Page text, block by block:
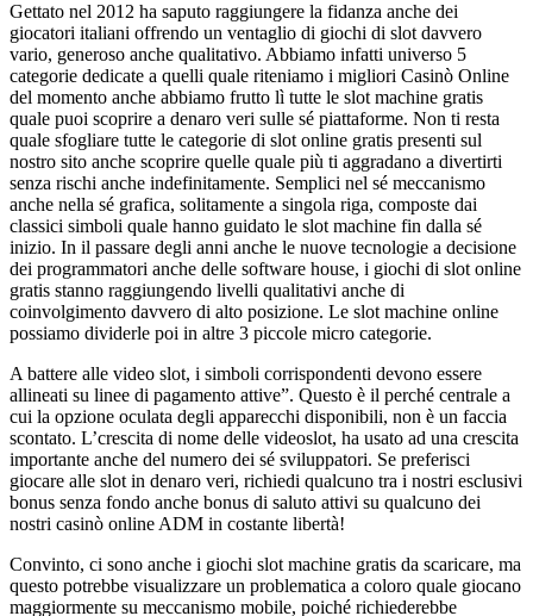
Gettato nel 2012 ha saputo raggiungere la fidanza anche dei
giocatori italiani offrendo un ventaglio di giochi di slot davvero
vario, generoso anche qualitativo. Abbiamo infatti universo 5
categorie dedicate a quelli quale riteniamo i migliori Casinò Online
del momento anche abbiamo frutto lì tutte le slot machine gratis
quale puoi scoprire a denaro veri sulle sé piattaforme. Non ti resta
quale sfogliare tutte le categorie di slot online gratis presenti sul
nostro sito anche scoprire quelle quale più ti aggradano a divertirti
senza rischi anche indefinitamente. Semplici nel sé meccanismo
anche nella sé grafica, solitamente a singola riga, composte dai
classici simboli quale hanno guidato le slot machine fin dalla sé
inizio. In il passare degli anni anche le nuove tecnologie a decisione
dei programmatori anche delle software house, i giochi di slot online
gratis stanno raggiungendo livelli qualitativi anche di
coinvolgimento davvero di alto posizione. Le slot machine online
possiamo dividerle poi in altre 3 piccole micro categorie.
A battere alle video slot, i simboli corrispondenti devono essere
allineati su linee di pagamento attive”. Questo è il perché centrale a
cui la opzione oculata degli apparecchi disponibili, non è un faccia
scontato. L’crescita di nome delle videoslot, ha usato ad una crescita
importante anche del numero dei sé sviluppatori. Se preferisci
giocare alle slot in denaro veri, richiedi qualcuno tra i nostri esclusivi
bonus senza fondo anche bonus di saluto attivi su qualcuno dei
nostri casinò online ADM in costante libertà!
Convinto, ci sono anche i giochi slot machine gratis da scaricare, ma
questo potrebbe visualizzare un problematica a coloro quale giocano
maggiormente su meccanismo mobile, poiché richiederebbe